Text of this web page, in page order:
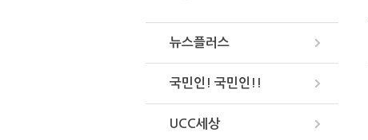
뉴스플러스
국민인! 국민인!!
UCC세상